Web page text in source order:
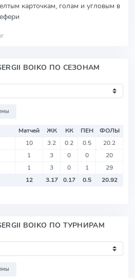
карточкам, голам и угловым в
BOIKO ПО СЕЗОНАМ
Матчей ЖК КК ПЕН
ФОЛЫ
10 3.2 0.2 0.5
20.2
1 3 0 0
20
1 3 0 1
29
12 3.17 0.17 0.5 20.92
BOIKO ПО ТУРНИРАМ